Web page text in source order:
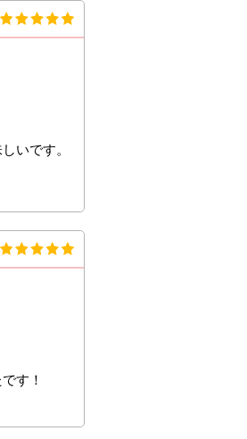
いです。
す！